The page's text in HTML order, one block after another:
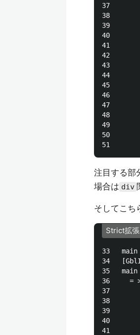
37
38
39
40
41
42
43
44
45
46
47
48
49
50
注目する部
場合は div
そしてこち
Strict拡張
33
34
35   main
36     =
37
38
39
40
41